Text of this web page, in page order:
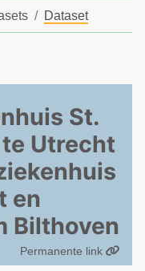
Dataset
St.
Utrecht
en
Bilthoven
Permanente link